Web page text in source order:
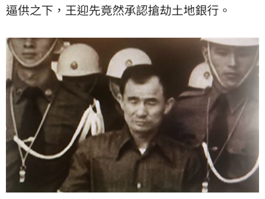
逼供之下，王迎先竟然承認搶劫土地銀行。